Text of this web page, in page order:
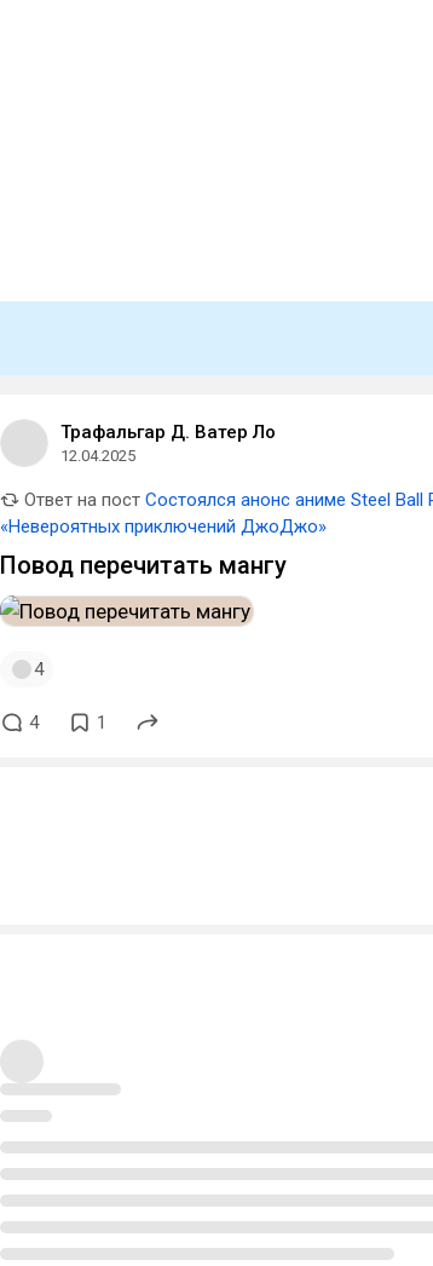
Трафальгар Д. Ватер Ло
12.04.2025
Ответ на пост Состоялся анонс аниме Steel Ball
«Невероятных приключений ДжоДжо»
Повод перечитать мангу
4
4 1